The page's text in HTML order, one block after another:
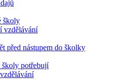
školy
vzdělávání
před nástupem do školky
školy potřebují